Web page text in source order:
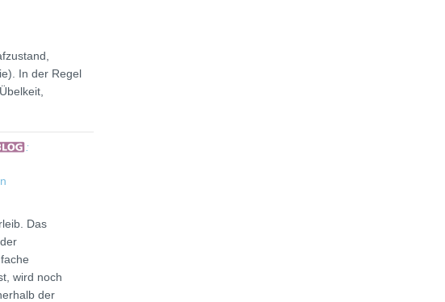
In der Regel
:
Das
wird noch
der